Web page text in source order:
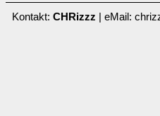
Kontakt: CHRizzz | eMail: